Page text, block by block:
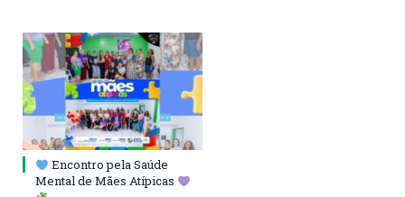
Encontro pela Saúde
Mental de Mães Atípicas